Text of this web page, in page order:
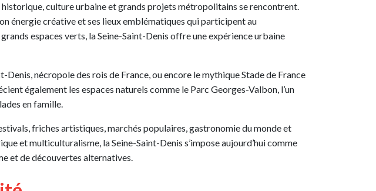
culture urbaine et grands projets métropolitains se rencontrent.
énergie créative et ses lieux emblématiques qui participent au
espaces verts, la Seine-Saint-Denis offre une expérience urbaine
nécropole des rois de France, ou encore le mythique Stade de France
également les espaces naturels comme le Parc Georges-Valbon, l’un
en famille.
friches artistiques, marchés populaires, gastronomie du monde et
et multiculturalisme, la Seine-Saint-Denis s’impose aujourd’hui comme
et de découvertes alternatives.